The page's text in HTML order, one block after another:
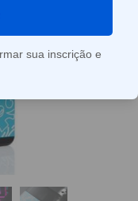
sua inscrição e